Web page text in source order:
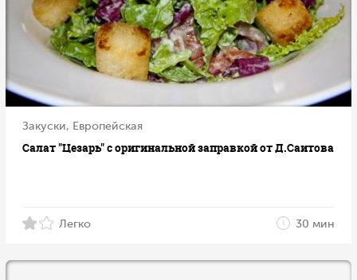
Закуски, Европейская
Салат "Цезарь" с оригинальной заправкой от Д.Саитова
Легко 30 мин